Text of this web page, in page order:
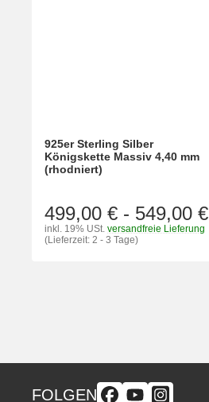
925er Sterling Silber
Königskette Massiv 4,40 mm
(rhodniert)
499,00 € - 549,00 €
inkl. 19% USt. versandfreie Lieferung
(Lieferzeit: 2 - 3 Tage)
FOLGEN